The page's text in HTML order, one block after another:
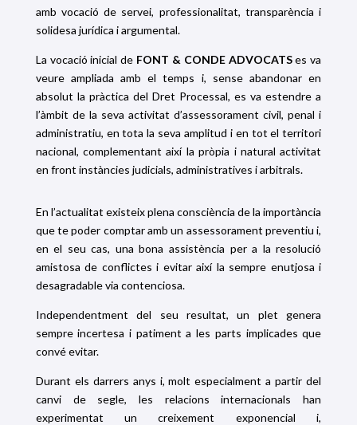
amb vocació de servei, professionalitat, transparència i
solidesa jurídica i argumental.
La vocació inicial de FONT & CONDE ADVOCATSes va
veure ampliada amb el temps i, sense abandonar en
absolut la pràctica del Dret Processal, es va estendre a
l’àmbit de la seva activitat d’assessorament civil, penal i
administratiu, en tota la seva amplitud i en tot el territori
nacional, complementant així la pròpia i natural activitat
en front instàncies judicials, administratives i arbitrals.
En l’actualitat existeix plena consciència de la importància
que te poder comptar amb un assessorament preventiu i,
en el seu cas, una bona assistència per a la resolució
amistosa de conflictes i evitar així la sempre enutjosa i
desagradable via contenciosa.
Independentment del seu resultat, un plet genera
sempre incertesa i patiment a les parts implicades que
convé evitar.
Durant els darrers anys i, molt especialment a partir del
canvi de segle, les relacions internacionals han
experimentat un creixement exponencial i,